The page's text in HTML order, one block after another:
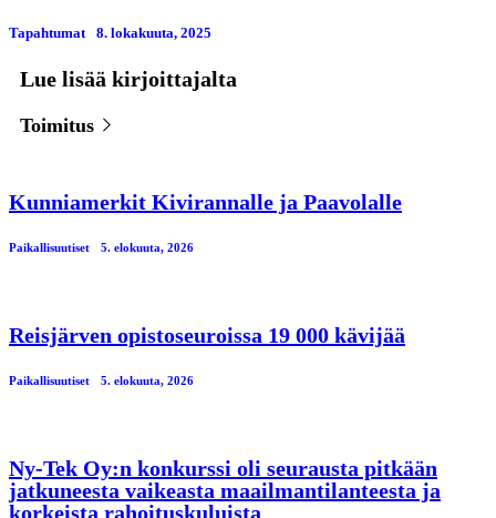
Tapahtumat 8. lokakuuta, 2025
Lue lisää kirjoittajalta
Toimitus
Kunniamerkit Kivirannalle ja Paavolalle
Paikallisuutiset 5. elokuuta, 2026
Reisjärven opistoseuroissa 19 000 kävijää
Paikallisuutiset 5. elokuuta, 2026
Ny-Tek Oy:n konkurssi oli seurausta pitkään
jatkuneesta vaikeasta maailmantilanteesta ja
korkeista rahoituskuluista